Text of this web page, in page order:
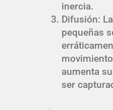
inercia.
Difusión:
pequeñas
aumenta
ser